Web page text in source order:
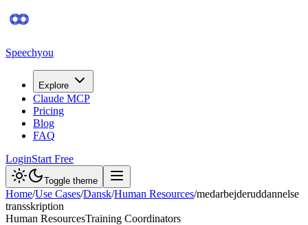
Speechyou
Explore
Claude MCP
Pricing
Blog
FAQ
LoginStart Free
Toggle theme
Home/Use Cases/Dansk/Human Resources/medarbejderuddannelse
transskription
Human ResourcesTraining Coordinators